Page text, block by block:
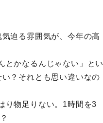
迫る雰囲気が、今年の高
とかなるんじゃない」とい
？それとも思い違いなの
り物足りない。1時間を3